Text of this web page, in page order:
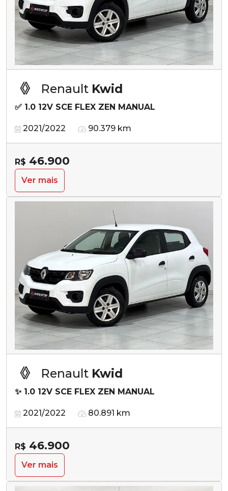
Renault Kwid
✅ 1.0 12V SCE FLEX ZEN MANUAL
2021/2022 90.379 km
R$ 46.900
Ver mais
Renault Kwid
✨ 1.0 12V SCE FLEX ZEN MANUAL
2021/2022 80.891 km
R$ 46.900
Ver mais